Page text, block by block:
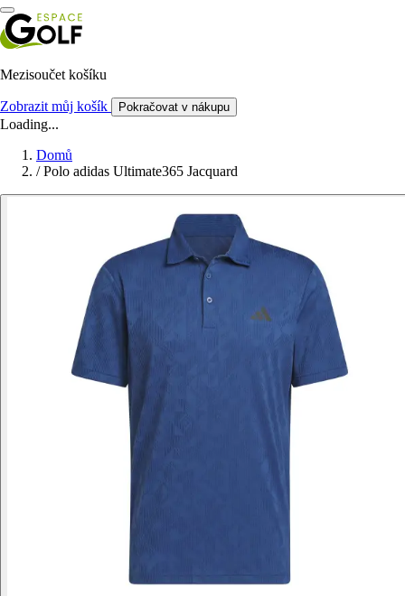
Mezisoučet košíku
Zobrazit můj košík Pokračovat v nákupu
Loading...
Domů
/ Polo adidas Ultimate365 Jacquard